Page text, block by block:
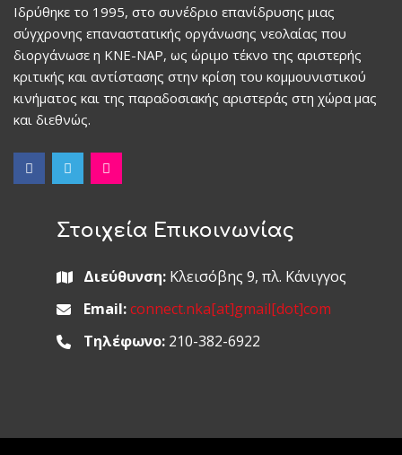
Ιδρύθηκε το 1995, στο συνέδριο επανίδρυσης μιας
σύγχρονης επαναστατικής οργάνωσης νεολαίας που
διοργάνωσε η ΚΝΕ-ΝΑΡ, ως ώριμο τέκνο της αριστερής
κριτικής και αντίστασης στην κρίση του κομμουνιστικού
κινήματος και της παραδοσιακής αριστεράς στη χώρα μας
και διεθνώς.
Στοιχεία Επικοινωνίας
Διεύθυνση:Κλεισόβης 9, πλ. Κάνιγγος
Email: connect.nka[at]gmail[dot]com
Τηλέφωνο:210-382-6922